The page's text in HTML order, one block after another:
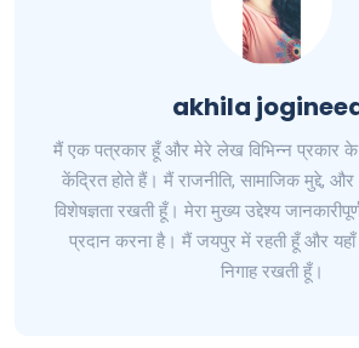
akhila
मैं एक पत्रकार हूँ और मेरे लेख विभिन्न प्रकार के
केंद्रित होते हैं। मैं राजनीति, सामाजिक मुद्दे,
विशेषज्ञता रखती हूँ। मेरा मुख्य उद्देश्य
प्रदान करना है। मैं जयपुर में रहती हूँ और
निगाह रखती हूँ।